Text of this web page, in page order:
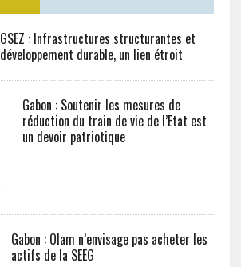
GSEZ : Infrastructures structurantes et
développement durable, un lien étroit
Gabon : Soutenir les mesures de
réduction du train de vie de l’Etat est
un devoir patriotique
Gabon : Olam n’envisage pas acheter les
actifs de la SEEG